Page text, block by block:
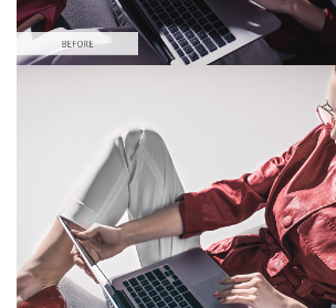
Please select
Portrait Pro
(40 Lr Presets)
Wedding Collection
(400 Lr Presets)